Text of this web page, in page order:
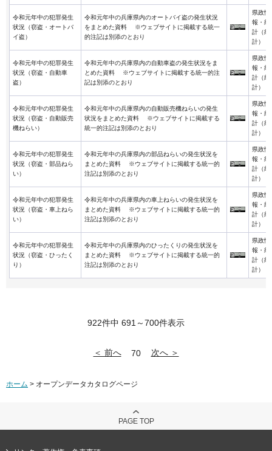
令和元年中の犯罪発生
状況（窃盗・オートバ
イ盗）
令和元年中の兵庫県内のオートバイ盗の発生状況
をまとめた資料 ※ウェブサイトに掲載する統一
的注記は別添のとおり
県政情
報・統
計（統
計）
令和元年中の犯罪発生
状況（窃盗・自動車
盗）
令和元年中の兵庫県内の自動車盗の発生状況をま
とめた資料 ※ウェブサイトに掲載する統一的注
記は別添のとおり
県政情
報・統
計（統
計）
令和元年中の犯罪発生
状況（窃盗・自動販売
機ねらい）
令和元年中の兵庫県内の自動販売機ねらいの発生
状況をまとめた資料 ※ウェブサイトに掲載する
統一的注記は別添のとおり
県政情
報・統
計（統
計）
令和元年中の犯罪発生
状況（窃盗・部品ねら
い）
令和元年中の兵庫県内の部品ねらいの発生状況を
まとめた資料 ※ウェブサイトに掲載する統一的
注記は別添のとおり
県政情
報・統
計（統
計）
令和元年中の犯罪発生
状況（窃盗・車上ねら
い）
令和元年中の兵庫県内の車上ねらいの発生状況を
まとめた資料 ※ウェブサイトに掲載する統一的
注記は別添のとおり
県政情
報・統
計（統
計）
令和元年中の犯罪発生
状況（窃盗・ひったく
り）
令和元年中の兵庫県内のひったくりの発生状況を
まとめた資料 ※ウェブサイトに掲載する統一的
注記は別添のとおり
県政情
報・統
計（統
計）
922件中 691～700件表示
＜ 前へ 70 次へ ＞
ホーム > オープンデータカタログページ
PAGE TOP